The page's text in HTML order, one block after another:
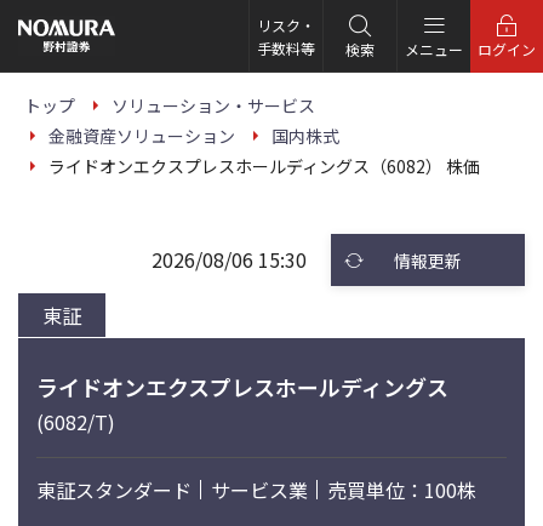
の
ー
リスク・
手数料等
検索 メニュー ログイン
トップ
ソリューション・サービス
金融資産ソリューション
国内株式
ライドオンエクスプレスホールディングス（6082） 株価
東証
2026/08/06 15:30 情報更新
ライドオンエクスプレスホールディングス
(6082/T)
東証スタンダード サービス業 売買単位：100株